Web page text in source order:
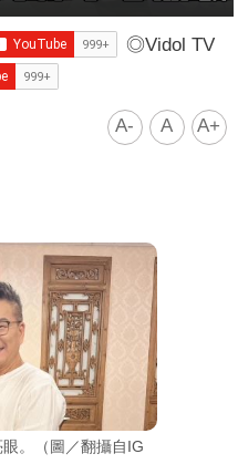
◎Vidol TV
A- A A+
。（圖／翻攝自IG